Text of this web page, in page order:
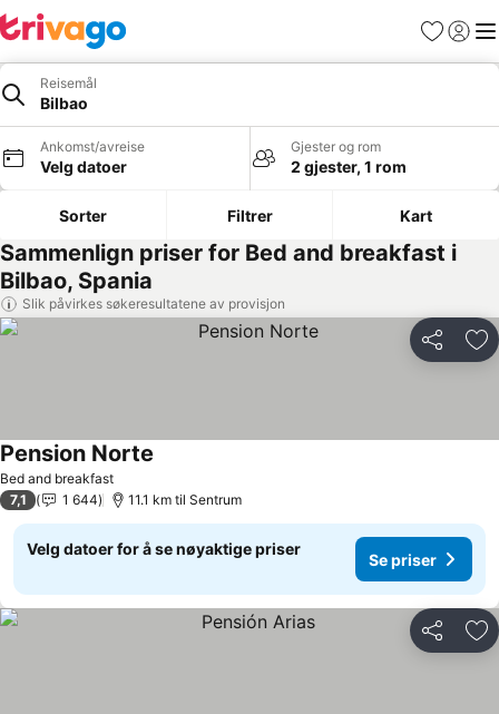
Favoritter
Logg
Reisemål
Bilbao
Ankomst/avreise
Velg datoer
Gjester og rom
2 gjester, 1 rom
Sorter Filtrer Kart
Sammenlign priser for Bed and breakfast i
Bilbao, Spania
Slik påvirkes søkeresultatene av provisjon
Del
Bed and breakfast
Pension Norte
7,1 1 644 11.1 km til Sentrum
Velg datoer for å se nøyaktige priser
Se priser
Del